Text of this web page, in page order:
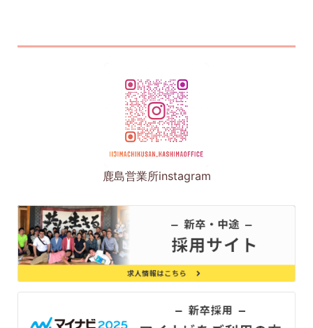
鹿島営業所instagram